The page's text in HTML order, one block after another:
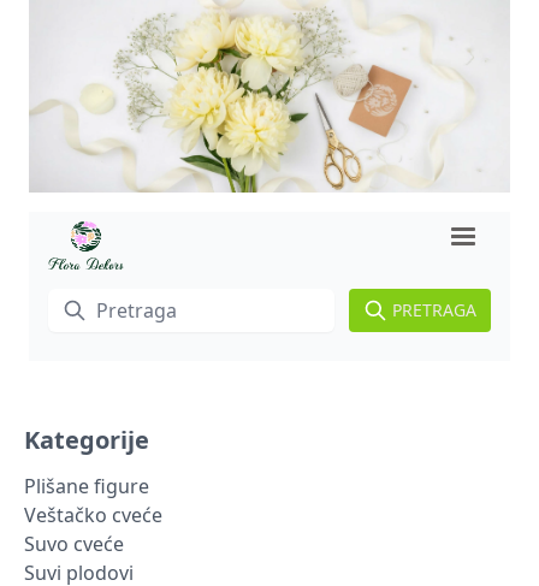
PRETRAGA
Kategorije
Plišane figure
Veštačko cveće
Suvo cveće
Suvi plodovi